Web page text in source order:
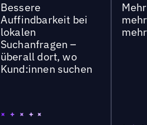
Bessere
Auffindbarkeit bei
lokalen
Suchanfragen –
überall dort, wo
Kund:innen suchen